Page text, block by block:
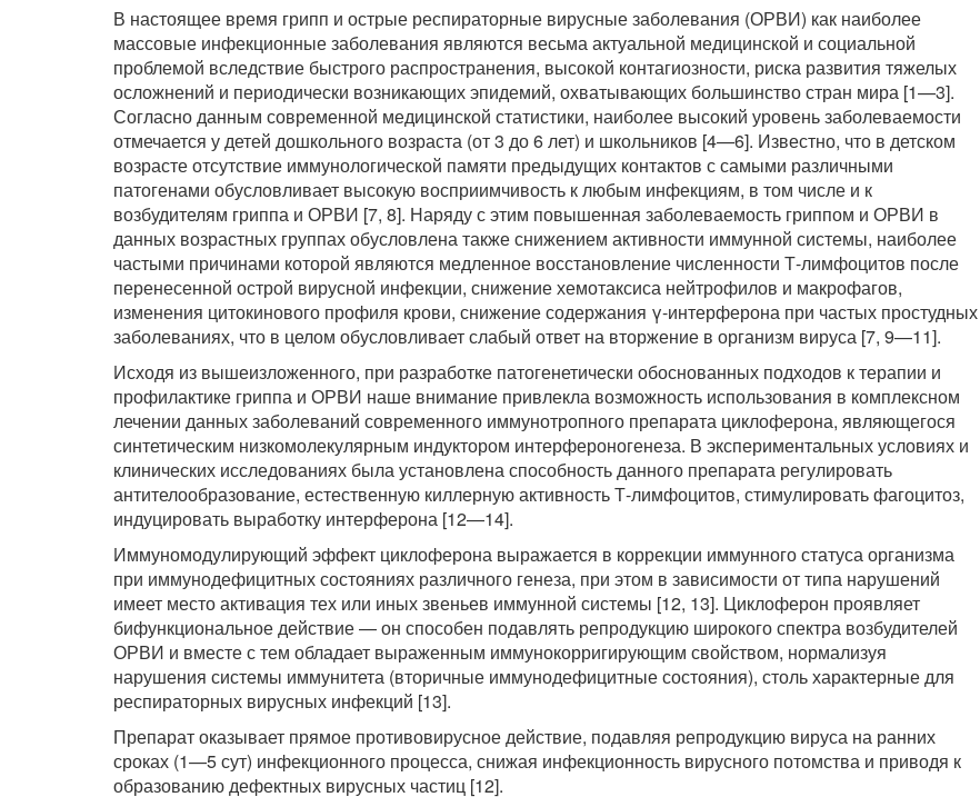
В настоящее время грипп и острые респираторные вирусные заболевания (ОРВИ) как наиболее
массовые инфекционные заболевания являются весьма актуальной медицинской и социальной
проблемой вследствие быстрого распространения, высокой контагиозности, риска развития тяжелых
осложнений и периодически возникающих эпидемий, охватывающих большинство стран мира [1—3].
Согласно данным современной медицинской статистики, наиболее высокий уровень заболеваемости
отмечается у детей дошкольного возраста (от 3 до 6 лет) и школьников [4—6]. Известно, что в детском
возрасте отсутствие иммунологической памяти предыдущих контактов с самыми различными
патогенами обусловливает высокую восприимчивость к любым инфекциям, в том числе и к
возбудителям гриппа и ОРВИ [7, 8]. Наряду с этим повышенная заболеваемость гриппом и ОРВИ в
данных возрастных группах обусловлена также снижением активности иммунной системы, наиболее
частыми причинами которой являются медленное восстановление численности Т-лимфоцитов после
перенесенной острой вирусной инфекции, снижение хемотаксиса нейтрофилов и макрофагов,
изменения цитокинового профиля крови, снижение содержания γ-интерферона при частых простудных
заболеваниях, что в целом обусловливает слабый ответ на вторжение в организм вируса [7, 9—11].
Исходя из вышеизложенного, при разработке патогенетически обоснованных подходов к терапии и
профилактике гриппа и ОРВИ наше внимание привлекла возможность использования в комплексном
лечении данных заболеваний современного иммунотропного препарата циклоферона, являющегося
синтетическим низкомолекулярным индуктором интерфероногенеза. В экспериментальных условиях и
клинических исследованиях была установлена способность данного препарата регулировать
антителообразование, естественную киллерную активность Т-лимфоцитов, стимулировать фагоцитоз,
индуцировать выработку интерферона [12—14].
Иммуномодулирующий эффект циклоферона выражается в коррекции иммунного статуса организма
при иммунодефицитных состояниях различного генеза, при этом в зависимости от типа нарушений
имеет место активация тех или иных звеньев иммунной системы [12, 13]. Циклоферон проявляет
бифункциональное действие — он способен подавлять репродукцию широкого спектра возбудителей
ОРВИ и вместе с тем обладает выраженным иммунокорригирующим свойством, нормализуя
нарушения системы иммунитета (вторичные иммунодефицитные состояния), столь характерные для
респираторных вирусных инфекций [13].
Препарат оказывает прямое противовирусное действие, подавляя репродукцию вируса на ранних
сроках (1—5 сут) инфекционного процесса, снижая инфекционность вирусного потомства и приводя к
образованию дефектных вирусных частиц [12].